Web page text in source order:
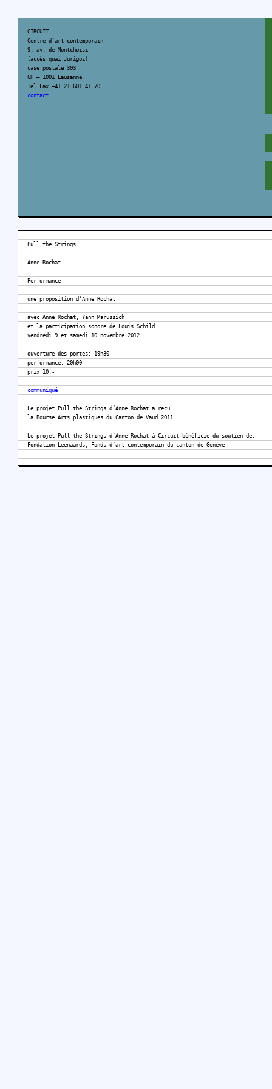
CIRCUIT
Centre d’art contemporain
9, av. de Montchoisi
(accès quai Jurigoz)
case postale 303
CH – 1001 Lausanne
Tel Fax +41 21 601 41 70
contact
Pull the Strings
Anne Rochat
Performance
une proposition d’Anne Rochat
avec Anne Rochat, Yann Marussich
et la participation sonore de Louis Schild
vendredi 9 et samedi 10 novembre 2012
ouverture des portes: 19h30
performance: 20h00
prix 10.-
communiqué
Le projet Pull the Strings d’Anne Rochat a reçu
la Bourse Arts plastiques du Canton de Vaud 2011
Le projet Pull the Strings d’Anne Rochat à Circuit bénéficie du soutien de:
Fondation Leenaards, Fonds d’art contemporain du canton de Genève